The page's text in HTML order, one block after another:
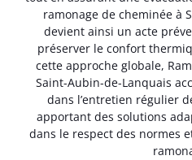
ramonage de cheminée à
devient ainsi un acte
préserver le confort
cette approche globale,
Saint-Aubin-de-Lanquais
dans l’entretien régulier
apportant des solutions
dans le respect des normes